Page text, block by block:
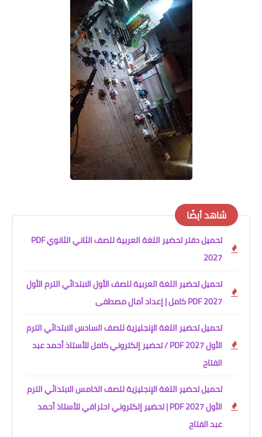
شاهد أيضًا
تحميل دفتر تحضير اللغة العربية للصف الثاني الثانوي PDF
2027
تحميل تحضير اللغة العربية للصف الأول الابتدائي الترم الأول
2027 PDF كامل | إعداد آمال مصطفى
تحميل تحضير اللغة الإنجليزية للصف السادس الابتدائي الترم
الأول 2027 PDF / تحضير إلكتروني كامل للأستاذ أحمد عبد
الفتاح
تحميل تحضير اللغة الإنجليزية للصف الخامس الابتدائي الترم
الأول 2027 PDF | تحضير إلكتروني احترافي للأستاذ أحمد
عبد الفتاح